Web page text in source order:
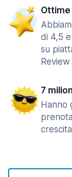
Ottime
di 4,5
su
7
Hanno